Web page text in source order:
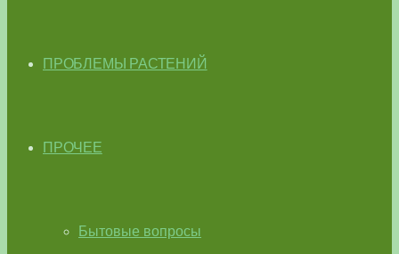
ПРОБЛЕМЫ РАСТЕНИЙ
ПРОЧЕЕ
Бытовые вопросы